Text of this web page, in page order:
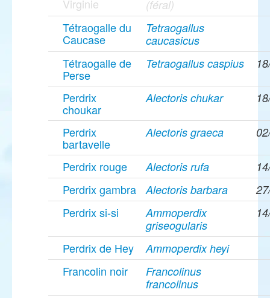
Virginie
(féral)
Tétraogalle du
Caucase
Tetraogallus
caucasicus
Tétraogalle de
Perse
Tetraogallus caspius
Perdrix
choukar
Alectoris chukar
Perdrix
bartavelle
Alectoris graeca
Perdrix rouge Alectoris rufa
Perdrix gambra Alectoris barbara
Perdrix si-si
Ammoperdix
griseogularis
Perdrix de Hey Ammoperdix heyi
Francolin noir
Francolinus
francolinus